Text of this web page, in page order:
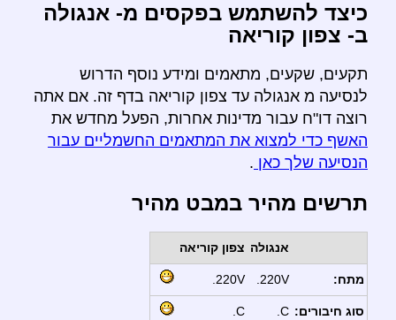
כיצד להשתמש בפקסים מ- אנגולה
ב- צפון קוריאה
תקעים, שקעים, מתאמים ומידע נוסף הדרוש
לנסיעה מ אנגולה עד צפון קוריאה בדף זה. אם אתה
רוצה דו"ח עבור מדינות אחרות, הפעל מחדש את
האשף כדי למצוא את המתאמים החשמליים עבור
הנסיעה שלך כאן .
תרשים מהיר במבט מהיר
אנגולה צפון קוריאה
מתח: 220V.
220V.
סוג חיבורים: C.
C.